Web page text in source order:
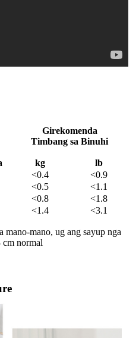
Girekomenda
Timbang sa Binuhi
kg
lb
<0.4
<0.9
<0.5
<1.1
<0.8
<1.8
<1.4 <3.1
mano-mano, ug ang sayup nga
cm normal